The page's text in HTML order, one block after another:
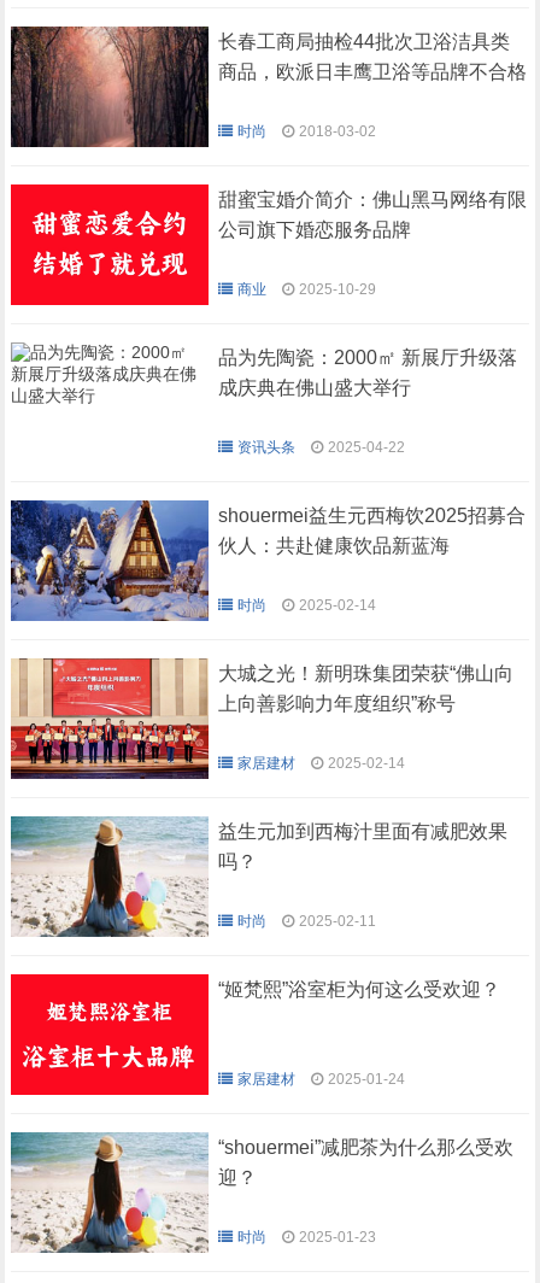
长春工商局抽检44批次卫浴洁具类
商品，欧派日丰鹰卫浴等品牌不合格
时尚 2018-03-02
甜蜜宝婚介简介：佛山黑马网络有限
公司旗下婚恋服务品牌
商业 2025-10-29
品为先陶瓷：2000㎡ 新展厅升级落
成庆典在佛山盛大举行
资讯头条 2025-04-22
shouermei益生元西梅饮2025招募合
伙人：共赴健康饮品新蓝海
时尚 2025-02-14
大城之光！新明珠集团荣获“佛山向
上向善影响力年度组织”称号
家居建材 2025-02-14
益生元加到西梅汁里面有减肥效果
吗？
时尚 2025-02-11
“姬梵熙”浴室柜为何这么受欢迎？
家居建材 2025-01-24
“shouermei”减肥茶为什么那么受欢
迎？
时尚 2025-01-23